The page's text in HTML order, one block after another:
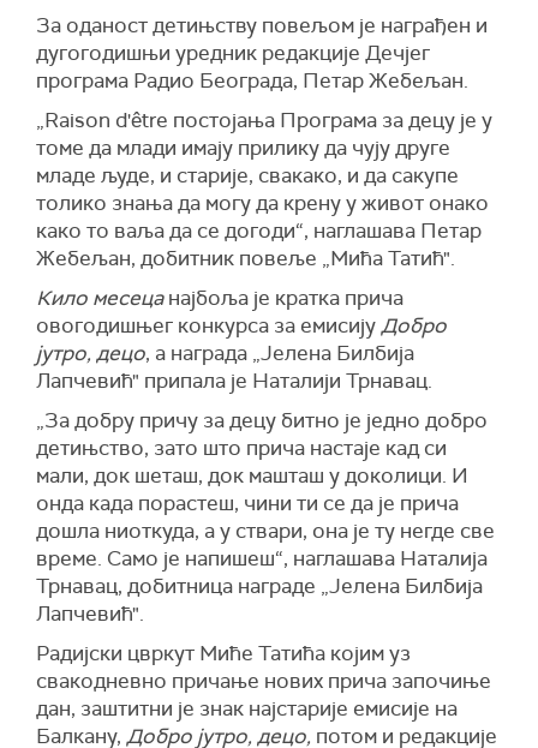
За оданост детињству повељом је награђен и
дугогодишњи уредник редакције Дечјег
програма Радио Београда, Петар Жебељан.
„Raison d'être постојања Програма за децу је у
томе да млади имају прилику да чују друге
младе људе, и старије, свакако, и да сакупе
толико знања да могу да крену у живот онако
како то ваља да се догоди“, наглашава Петар
Жебељан, добитник повеље „Мића Татић".
Кило месецанајбоља је кратка прича
овогодишњег конкурса за емисијуДобро
јутро, децо, а награда „Јелена Билбија
Лапчевић" припала је Наталији Трнавац.
„За добру причу за децу битно је једно добро
детињство, зато што прича настаје кад си
мали, док шеташ, док машташ у доколици. И
онда када порастеш, чини ти се да је прича
дошла ниоткуда, а у ствари, она је ту негде све
време. Само је напишеш“, наглашава Наталија
Трнавац, добитница награде „Јелена Билбија
Лапчевић".
Радијски цвркут Миће Татића којим уз
свакодневно причање нових прича започиње
дан, заштитни је знак најстарије емисије на
Балкану, Добро јутро, децо, потом и редакције